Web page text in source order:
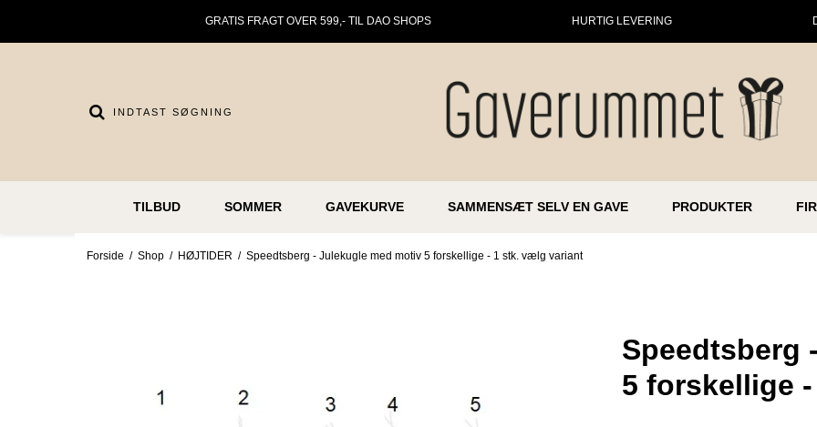
GRATIS FRAGT OVER 599,- TIL DAO SHOPS HURTIG LEVERING
TILBUD SOMMER GAVEKURVE SAMMENSÆT SELV EN GAVE PRODUKTER
Forside / Shop / HØJTIDER / Speedtsberg - Julekugle med motiv 5 forskellige - 1 stk. vælg variant
Speedtsberg
5 forskellige